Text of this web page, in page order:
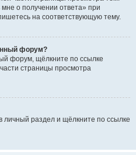
о получении ответа» при
на соответствующую тему.
форум?
форум, щёлкните по ссылке
страницы просмотра
личный раздел и щёлкните по ссылке